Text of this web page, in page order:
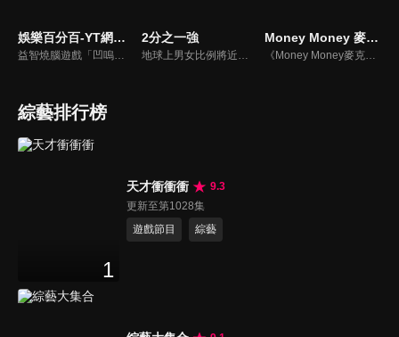
娛樂百分百-YT網路版
益智燒腦遊戲「凹嗚狼人殺」激發你的邏輯推理能力，偶像巨星雲集，全球娛樂資訊，一手掌握不脫節！2025全新升級改版，盡在《娛樂百分百-YT網路版》！
2分之一強
地球上男女比例將近一比一，也就是有二分之一的女人。我們認為新世代的女人不論在能力、經濟、教育、工作上都不輸男人，這些獨立自主的女人早已撐起半邊天，她們有自己的價值觀和感情觀，我們稱她們是『二分之一強』。
Money Money 麥克瘋
《Money Money麥克瘋》節目強調不比音準、不比音色，也不比外型、外貌、氣質、長相等如何，只強調只要歌詞記得牢，就可以參加比賽。
綜藝排行榜
1
天才衝衝衝
9.3
更新至第1028集
遊戲節目
綜藝